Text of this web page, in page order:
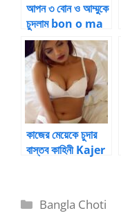
আপন ৩ বোন ও আম্মুকে
চুদলাম bon o ma
ke chudlam
কাজের মেয়েকে চুদার
বাস্তব কাহিনী Kajer
Categories
Bangla Choti